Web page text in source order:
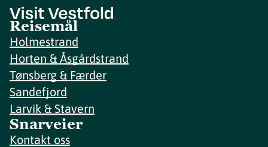
Reisemål
Holmestrand
Horten & Åsgårdstrand
Tønsberg & Færder
Sandefjord
Larvik & Stavern
Snarveier
Kontakt oss